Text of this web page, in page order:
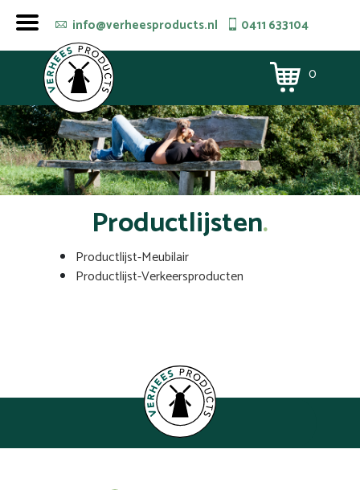
info@verheesproducts.nl 0411 633104
0
Productlijsten
Productlijst-Meubilair
Productlijst-Verkeersproducten